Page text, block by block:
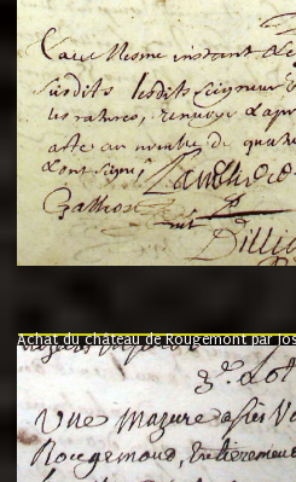
Achat du château de Rougemont par
"l'an mil six cent soixante treze le
nommé fut présent Messire Claude
vend, purement simplement et
et chavannes conseiller du roy au